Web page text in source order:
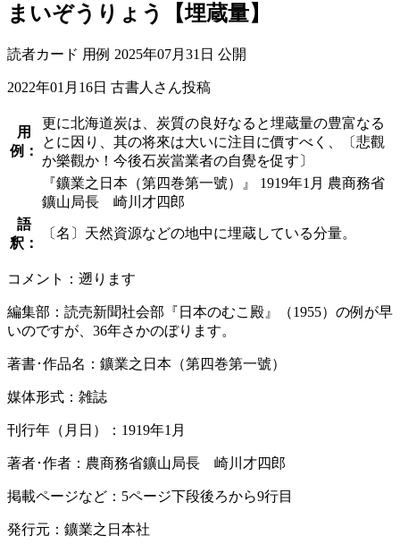
まいぞうりょう【埋蔵量】
読者カード 用例 2025年07月31日 公開
2022年01月16日 古書人さん投稿
用
例：
更に北海道炭は、炭質の良好なると埋蔵量の豊富なる
とに因り、其の将來は大いに注目に價すべく、〔悲觀
か樂觀か！今後石炭當業者の自覺を促す〕
『鑛業之日本（第四巻第一號）』 1919年1月 農商務省
鑛山局長 崎川才四郎
語
釈：
〔名〕天然資源などの地中に埋蔵している分量。
コメント：遡ります
編集部：読売新聞社会部『日本のむこ殿』（1955）の例が早
いのですが、36年さかのぼります。
著書･作品名：鑛業之日本（第四巻第一號）
媒体形式：雑誌
刊行年（月日）：1919年1月
著者･作者：農商務省鑛山局長 崎川才四郎
掲載ページなど：5ページ下段後ろから9行目
発行元：鑛業之日本社